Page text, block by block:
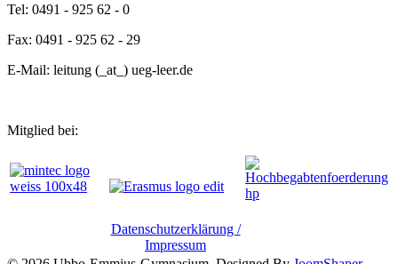
Tel: 0491 - 925 62 - 0
Fax: 0491 - 925 62 - 29
E-Mail: leitung (_at_) ueg-leer.de
Mitglied bei:
Datenschutzerklärung /
Impressum